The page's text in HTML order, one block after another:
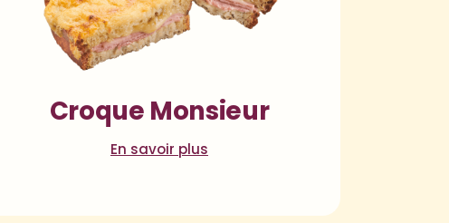
Croque Monsieur
En savoir plus